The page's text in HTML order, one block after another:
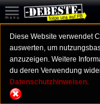
Diese Website verwendet
auswerten, um
anzuzeigen. Weitere
du deren Verwendung
Datenschutzhinweisen.